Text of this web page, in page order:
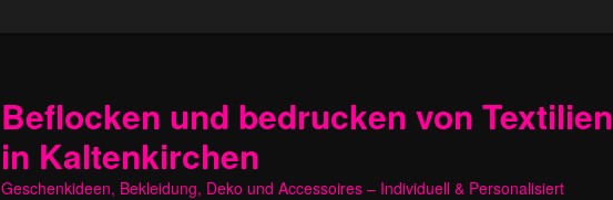
Beflocken und bedrucken von Textilien
in Kaltenkirchen
Geschenkideen, Bekleidung, Deko und Accessoires – Individuell & Personalisiert